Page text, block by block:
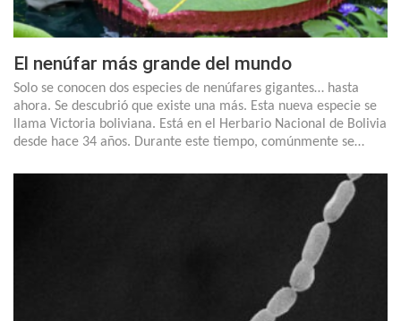
El nenúfar más grande del mundo
Solo se conocen dos especies de nenúfares gigantes… hasta
ahora. Se descubrió que existe una más. Esta nueva especie se
llama Victoria boliviana. Está en el Herbario Nacional de Bolivia
desde hace 34 años. Durante este tiempo, comúnmente se…